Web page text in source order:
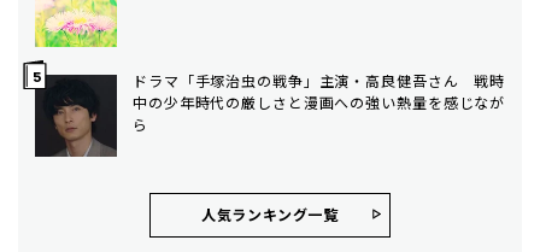
ドラマ「手塚治虫の戦争」主演・高良健吾さん 戦時
中の少年時代の厳しさと漫画への強い熱量を感じなが
ら
人気ランキング⼀覧